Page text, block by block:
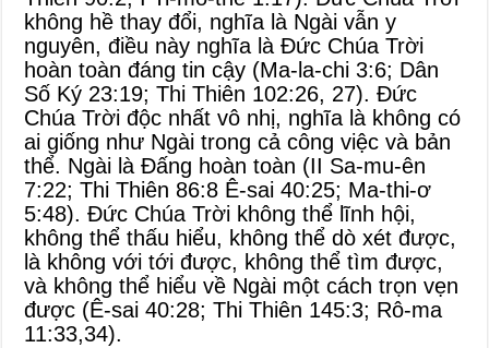
không hề thay đổi, nghĩa là Ngài vẫn y
nguyên, điều này nghĩa là Đức Chúa Trời
hoàn toàn đáng tin cậy (Ma-la-chi 3:6; Dân
Số Ký 23:19;Thi Thiên 102:26, 27). Đức
Chúa Trời độc nhất vô nhị, nghĩa là không có
ai giống như Ngài trong cả công việc và bản
thể. Ngài là Đấng hoàn toàn (II Sa-mu-ên
7:22;Thi Thiên 86:8 Ê-sai 40:25; Ma-thi-ơ
5:48). Đức Chúa Trời không thể lĩnh hội,
không thể thấu hiểu, không thể dò xét được,
là không với tới được, không thể tìm được,
và không thể hiểu về Ngài một cách trọn vẹn
được (Ê-sai 40:28;Thi Thiên 145:3; Rô-ma
11:33,34).